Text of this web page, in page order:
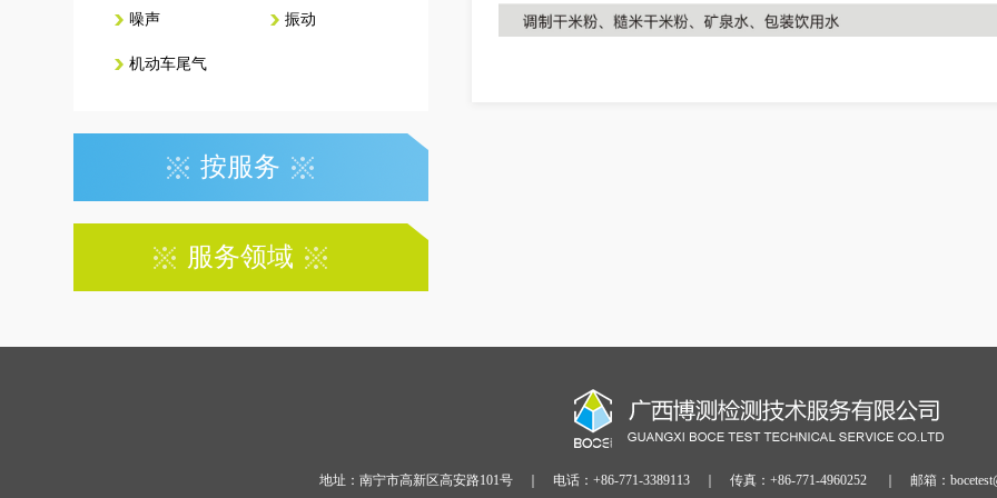
噪声 振动
机动车尾气
按服务
服务领域
地址：南宁市高新区高安路101号 电话：+86-771-3389113 传真：+86-771-4960252 邮箱：